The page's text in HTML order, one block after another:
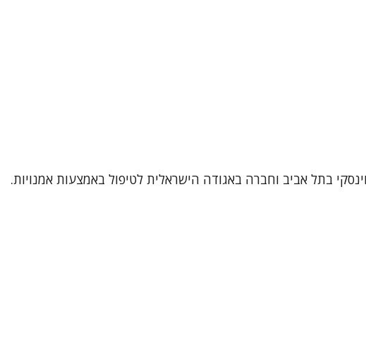
בתל אביב וחברה באגודה הישראלית לטיפול באמצעות אמנויות.